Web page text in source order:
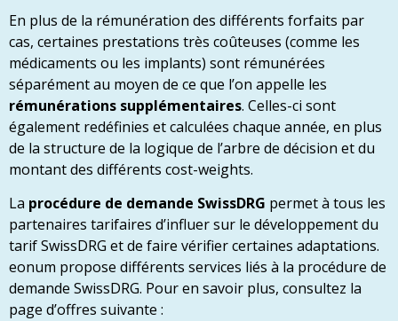
En plus de la rémunération des différents forfaits par
cas, certaines prestations très coûteuses (comme les
médicaments ou les implants) sont rémunérées
séparément au moyen de ce que l’on appelle les
rémunérations supplémentaires. Celles-ci sont
également redéfinies et calculées chaque année, en plus
de la structure de la logique de l’arbre de décision et du
montant des différents cost-weights.
La procédure de demande SwissDRG permet à tous les
partenaires tarifaires d’influer sur le développement du
tarif SwissDRG et de faire vérifier certaines adaptations.
eonum propose différents services liés à la procédure de
demande SwissDRG. Pour en savoir plus, consultez la
page d’offres suivante :